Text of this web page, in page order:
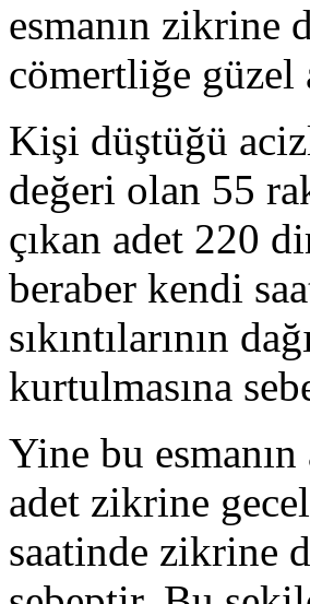
esmanın zikrine
cömertliğe güzel
Kişi düştüğü
değeri olan 55
çıkan adet 220
beraber kendi
sıkıntılarının
kurtulmasına
Yine bu
adet zikrine
saatinde zikrine